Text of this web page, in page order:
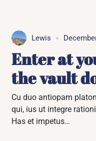
Lewis
Enter at
the vault
Cu duo antiopam
qui, ius ut integre
Has et impetus…